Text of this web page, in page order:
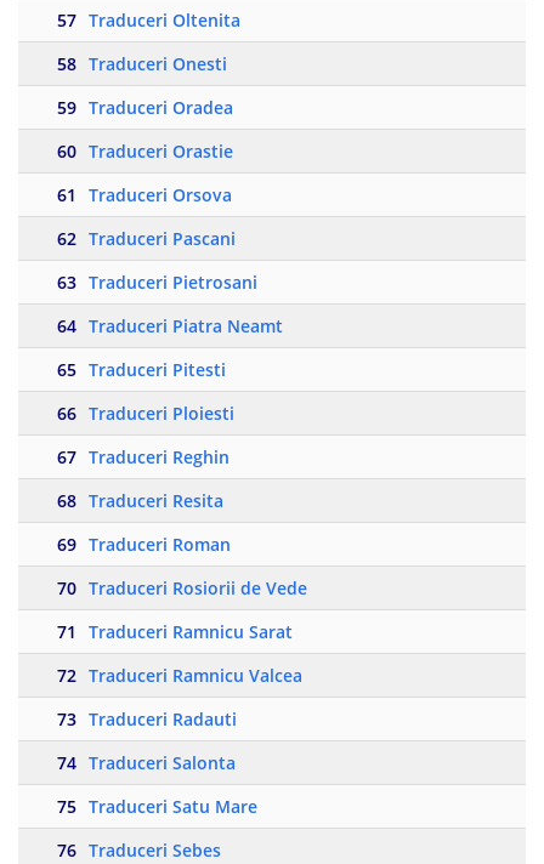
57 Traduceri Oltenita
58 Traduceri Onesti
59 Traduceri Oradea
60 Traduceri Orastie
61
Traduceri Orsova
62 Traduceri Pascani
63 Traduceri Pietrosani
64 Traduceri Piatra Neamt
65 Traduceri Pitesti
66 Traduceri Ploiesti
67 Traduceri Reghin
68 Traduceri Resita
69 Traduceri Roman
70 Traduceri Rosiorii de Vede
71
Traduceri Ramnicu Sarat
72 Traduceri Ramnicu Valcea
73 Traduceri Radauti
74 Traduceri Salonta
75 Traduceri Satu Mare
76 Traduceri Sebes